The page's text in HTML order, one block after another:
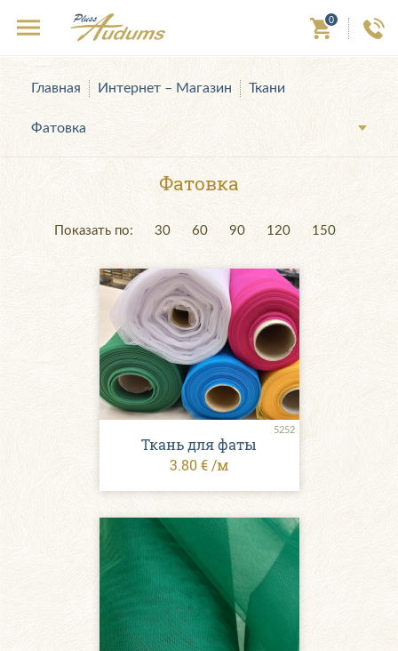
0
Главная Интернет – Магазин Ткани
Фатовка
Фатовка
Показать по: 30 60 90 120 150
5252
Ткань для фаты
3.80 € /м